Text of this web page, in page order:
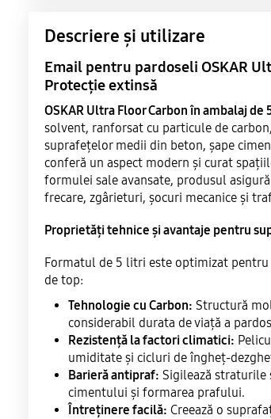
Descriere și utilizare
Email pentru pardoseli OSKAR
Protecție extinsă
OSKAR Ultra Floor Carbon în ambalaj de
solvent, ranforsat cu particule de
suprafețelor medii din beton, șape
conferă un aspect modern și curat
formulei sale avansate, produsul
frecare, zgârieturi, șocuri mecanice și
Proprietăți tehnice și avantaje pentru
Formatul de 5 litri este optimizat
de top:
Tehnologie cu Carbon: Structură
considerabil durata de viață a
Rezistență la factori climatici:
umiditate și cicluri de îngheț-
Barieră antipraf: Sigilează straturile
cimentului și formarea prafului.
Întreținere facilă: Creează o